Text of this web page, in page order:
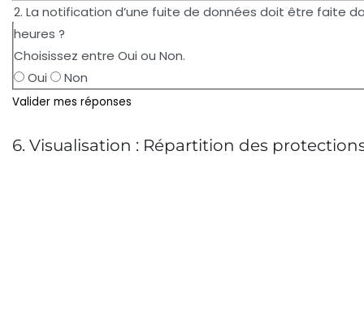
2. La notification d’une fuite de données doit être faite
heures ?
Choisissez entre Oui ou Non.
Oui
Non
Valider mes réponses
6. Visualisation : Répartition des